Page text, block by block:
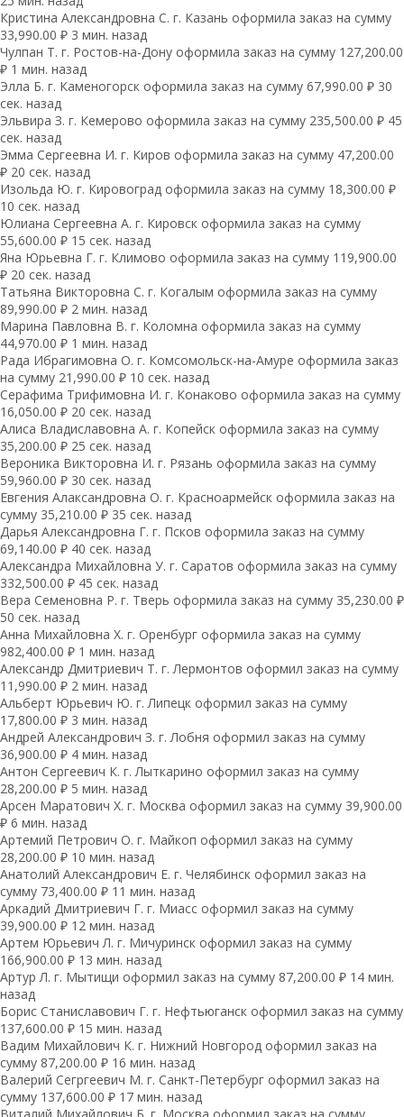
Кристина Александровна С. г. Казань оформила заказ на сумму
33,990.00 ₽ 3 мин. назад
Чулпан Т. г. Ростов-на-Дону оформила заказ на сумму 127,200.00
₽ 1 мин. назад
Элла Б. г. Каменогорск оформила заказ на сумму 67,990.00 ₽ 30
сек. назад
Эльвира З. г. Кемерово оформила заказ на сумму 235,500.00 ₽ 45
сек. назад
Эмма Сергеевна И. г. Киров оформила заказ на сумму 47,200.00
₽ 20 сек. назад
Изольда Ю. г. Кировоград оформила заказ на сумму 18,300.00 ₽
10 сек. назад
Юлиана Сергеевна А. г. Кировск оформила заказ на сумму
55,600.00 ₽ 15 сек. назад
Яна Юрьевна Г. г. Климово оформила заказ на сумму 119,900.00
₽ 20 сек. назад
Татьяна Викторовна С. г. Когалым оформила заказ на сумму
89,990.00 ₽ 2 мин. назад
Марина Павловна В. г. Коломна оформила заказ на сумму
44,970.00 ₽ 1 мин. назад
Рада Ибрагимовна О. г. Комсомольск-на-Амуре оформила заказ
на сумму 21,990.00 ₽ 10 сек. назад
Серафима Трифимовна И. г. Конаково оформила заказ на сумму
16,050.00 ₽ 20 сек. назад
Алиса Владиславовна А. г. Копейск оформила заказ на сумму
35,200.00 ₽ 25 сек. назад
Вероника Викторовна И. г. Рязань оформила заказ на сумму
59,960.00 ₽ 30 сек. назад
Евгения Алаксандровна О. г. Красноармейск оформила заказ на
сумму 35,210.00 ₽ 35 сек. назад
Дарья Александровна Г. г. Псков оформила заказ на сумму
69,140.00 ₽ 40 сек. назад
Александра Михайловна У. г. Саратов оформила заказ на сумму
332,500.00 ₽ 45 сек. назад
Вера Семеновна Р. г. Тверь оформила заказ на сумму 35,230.00 ₽
50 сек. назад
Анна Михайловна Х. г. Оренбург оформила заказ на сумму
982,400.00 ₽ 1 мин. назад
Александр Дмитриевич Т. г. Лермонтов оформил заказ на сумму
11,990.00 ₽ 2 мин. назад
Альберт Юрьевич Ю. г. Липецк оформил заказ на сумму
17,800.00 ₽ 3 мин. назад
Андрей Александрович З. г. Лобня оформил заказ на сумму
36,900.00 ₽ 4 мин. назад
Антон Сергеевич К. г. Лыткарино оформил заказ на сумму
28,200.00 ₽ 5 мин. назад
Арсен Маратович Х. г. Москва оформил заказ на сумму 39,900.00
₽ 6 мин. назад
Артемий Петрович О. г. Майкоп оформил заказ на сумму
28,200.00 ₽ 10 мин. назад
Анатолий Александрович Е. г. Челябинск оформил заказ на
сумму 73,400.00 ₽ 11 мин. назад
Аркадий Дмитриевич Г. г. Миасс оформил заказ на сумму
39,900.00 ₽ 12 мин. назад
Артем Юрьевич Л. г. Мичуринск оформил заказ на сумму
166,900.00 ₽ 13 мин. назад
Артур Л. г. Мытищи оформил заказ на сумму 87,200.00 ₽ 14 мин.
назад
Борис Станиславович Г. г. Нефтьюганск оформил заказ на сумму
137,600.00 ₽ 15 мин. назад
Вадим Михайлович К. г. Нижний Новгород оформил заказ на
сумму 87,200.00 ₽ 16 мин. назад
Валерий Сегргеевич М. г. Санкт-Петербург оформил заказ на
сумму 137,600.00 ₽ 17 мин. назад